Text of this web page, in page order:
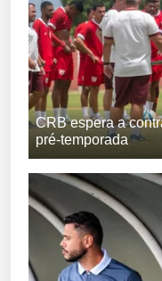
CRB espera a
pré-temporada